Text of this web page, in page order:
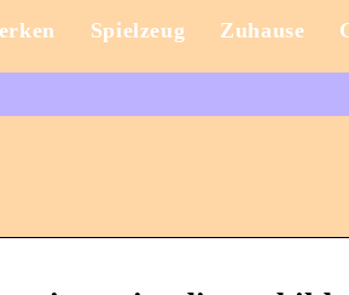
Spielzeug Zuhause